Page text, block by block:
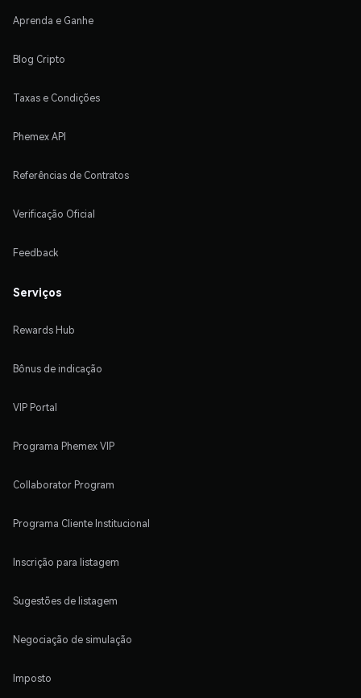
Aprenda e Ganhe
Blog Cripto
Taxas e Condições
Phemex API
Referências de Contratos
Verificação Oficial
Feedback
Serviços
Rewards Hub
Bônus de indicação
VIP Portal
Programa Phemex VIP
Collaborator Program
Programa Cliente Institucional
Inscrição para listagem
Sugestões de listagem
Negociação de simulação
Imposto